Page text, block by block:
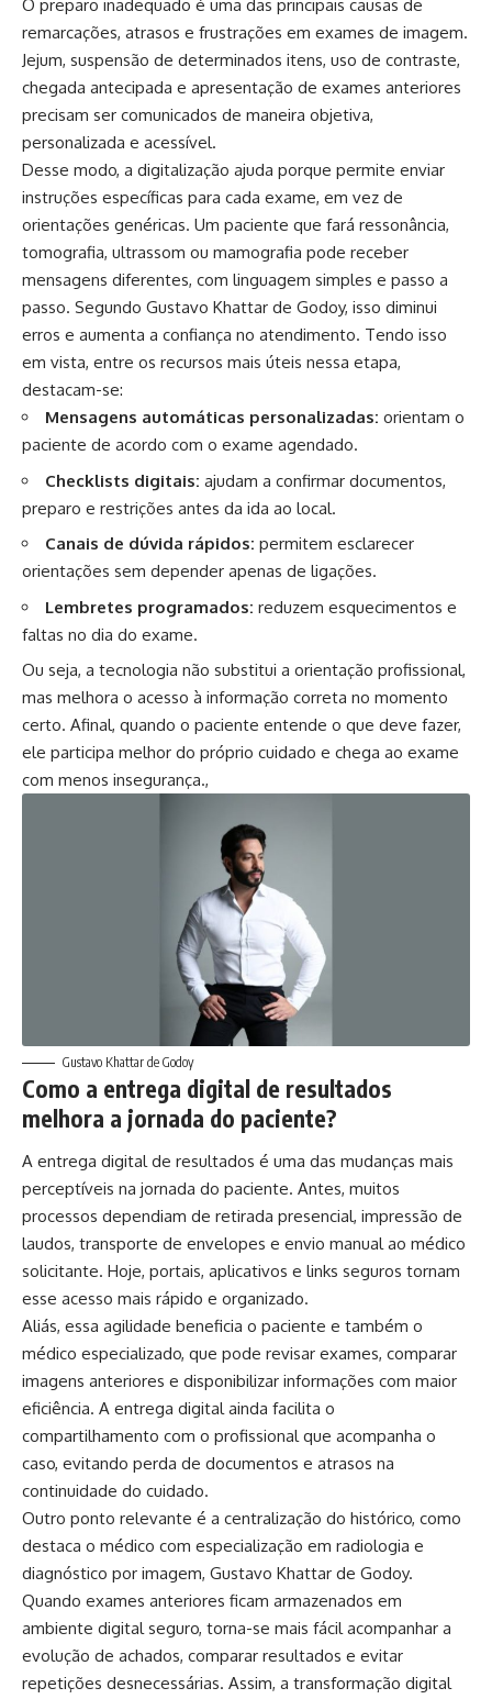
O preparo inadequado é uma das principais causas de
remarcações, atrasos e frustrações em exames de imagem.
Jejum, suspensão de determinados itens, uso de contraste,
chegada antecipada e apresentação de exames anteriores
precisam ser comunicados de maneira objetiva,
personalizada e acessível.
Desse modo, a digitalização ajuda porque permite enviar
instruções específicas para cada exame, em vez de
orientações genéricas. Um paciente que fará ressonância,
tomografia, ultrassom ou mamografia pode receber
mensagens diferentes, com linguagem simples e passo a
passo. Segundo Gustavo Khattar de Godoy, isso diminui
erros e aumenta a confiança no atendimento. Tendo isso
em vista, entre os recursos mais úteis nessa etapa,
destacam-se:
Mensagens automáticas personalizadas: orientam o
paciente de acordo com o exame agendado.
Checklists digitais: ajudam a confirmar documentos,
preparo e restrições antes da ida ao local.
Canais de dúvida rápidos: permitem esclarecer
orientações sem depender apenas de ligações.
Lembretes programados: reduzem esquecimentos e
faltas no dia do exame.
Ou seja, a tecnologia não substitui a orientação profissional,
mas melhora o acesso à informação correta no momento
certo. Afinal, quando o paciente entende o que deve fazer,
ele participa melhor do próprio cuidado e chega ao exame
com menos insegurança.,
Gustavo Khattar de Godoy
Como a entrega digital de resultados
melhora a jornada do paciente?
A entrega digital de resultados é uma das mudanças mais
perceptíveis na jornada do paciente. Antes, muitos
processos dependiam de retirada presencial, impressão de
laudos, transporte de envelopes e envio manual ao médico
solicitante. Hoje, portais, aplicativos e links seguros tornam
esse acesso mais rápido e organizado.
Aliás, essa agilidade beneficia o paciente e também o
médico especializado, que pode revisar exames, comparar
imagens anteriores e disponibilizar informações com maior
eficiência. A entrega digital ainda facilita o
compartilhamento com o profissional que acompanha o
caso, evitando perda de documentos e atrasos na
continuidade do cuidado.
Outro ponto relevante é a centralização do histórico, como
destaca o médico com especialização em radiologia e
diagnóstico por imagem, Gustavo Khattar de Godoy.
Quando exames anteriores ficam armazenados em
ambiente digital seguro, torna-se mais fácil acompanhar a
evolução de achados, comparar resultados e evitar
repetições desnecessárias. Assim, a transformação digital